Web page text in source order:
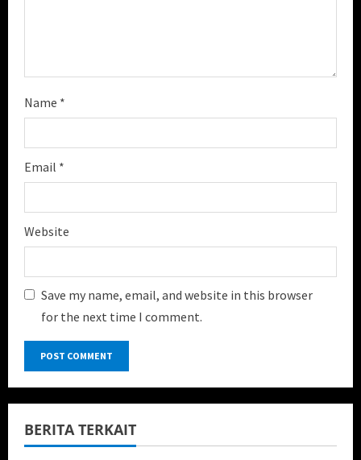
Name *
Email *
Website
Save my name, email, and website in this browser
for the next time I comment.
BERITA TERKAIT